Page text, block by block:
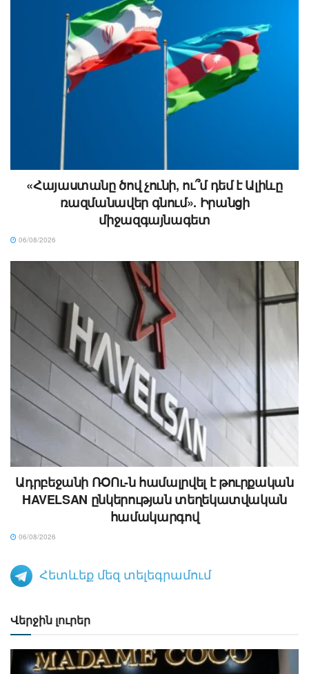
«Հայաստանը ծով չունի, ու՞մ դեմ է Ալիևը
ռազմանավեր գնում». Իրանցի
միջազգայնագետ
06/08/2026
Ադրբեջանի ՌՕՈւ-ն համալրվել է թուրքական
HAVELSAN ընկերության տեղեկատվական
համակարգով
06/08/2026
Հետևեք մեզ տելեգրամում
Վերջին լուրեր